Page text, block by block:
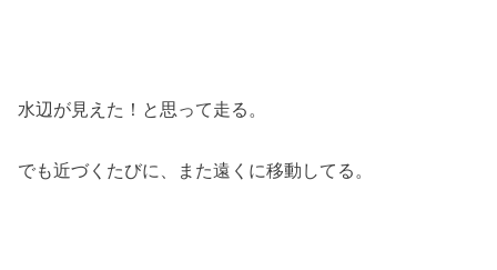
水辺が見えた！と思って走る。
でも近づくたびに、また遠くに移動してる。